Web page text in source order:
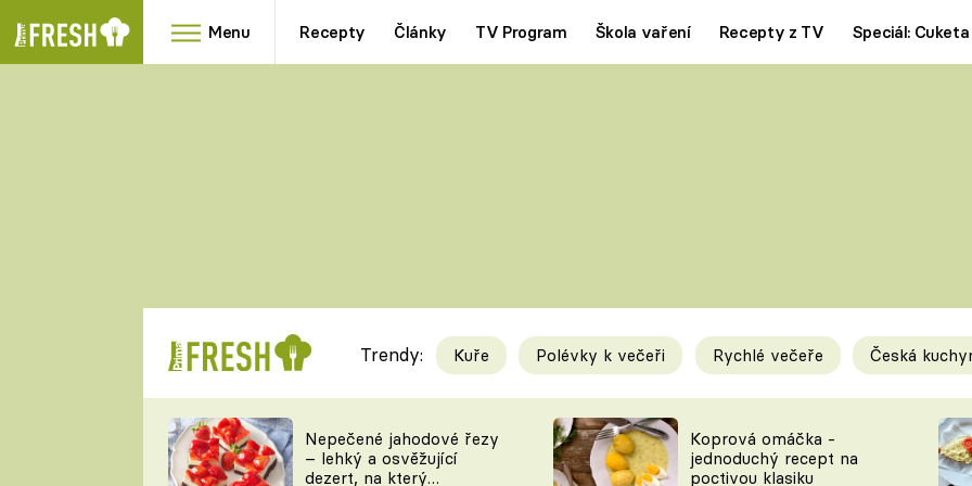
Menu Recepty Články TV Program Škola vaření Recepty z TV Speciál: Cuketa
RYCHLOVKY
Videorecepty
TEĎ VAŘÍ ŠÉF!
Tipy a triky
KAM ZA JÍDLEM
Trendy: Kuře Polévky k večeři Rychlé večeře Česká
Nepečené jahodové řezy
– lehký a osvěžující
dezert, na který
Koprová omáčka -
jednoduchý recept na
poctivou klasiku